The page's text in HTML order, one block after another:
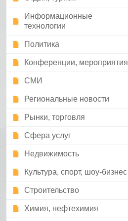
Информационные
технологии
Политика
Конференции, мероприятия
СМИ
Региональные новости
Рынки, торговля
Сфера услуг
Недвижимость
Культура, спорт, шоу-бизнес
Строительство
Химия, нефтехимия